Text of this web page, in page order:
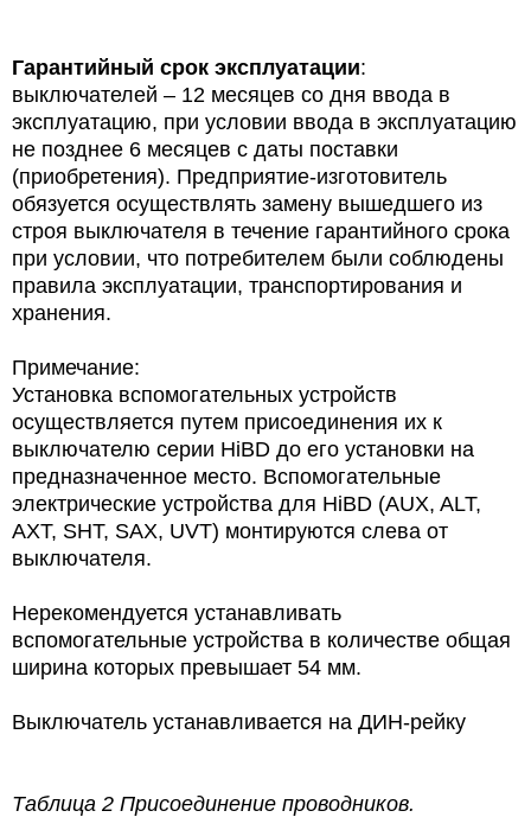
Гарантийный срок эксплуатации:
выключателей – 12 месяцев со дня ввода в
эксплуатацию, при условии ввода в эксплуатацию
не позднее 6 месяцев с даты поставки
(приобретения). Предприятие-изготовитель
обязуется осуществлять замену вышедшего из
строя выключателя в течение гарантийного срока
при условии, что потребителем были соблюдены
правила эксплуатации, транспортирования и
хранения.
Примечание:
Установка вспомогательных устройств
осуществляется путем присоединения их к
выключателю серии HiBD до его установки на
предназначенное место. Вспомогательные
электрические устройства для HiBD (AUX, ALT,
AXT, SHT, SAX, UVT) монтируются слева от
выключателя.
Нерекомендуется устанавливать
вспомогательные устройства в количестве общая
ширина которых превышает 54 мм.
Выключатель устанавливается на ДИН-рейку
Таблица 2 Присоединение проводников.